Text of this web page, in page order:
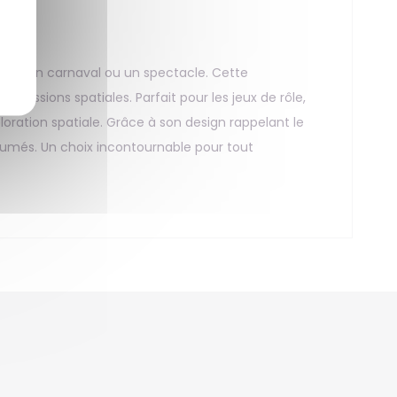
un carnaval ou un spectacle. Cette
spatiales. Parfait pour les jeux de rôle,
spatiale. Grâce à son design rappelant le
Un choix incontournable pour tout